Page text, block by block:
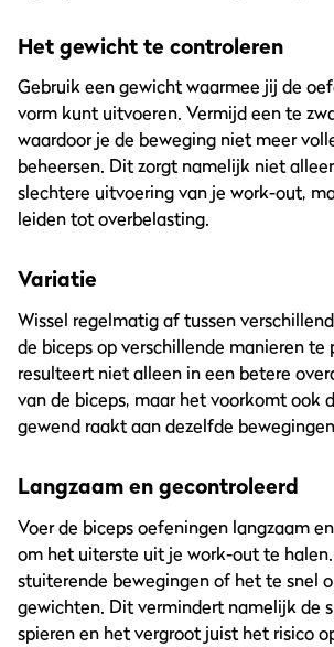
Het gewicht te controleren
Gebruik een gewicht waarmee jij de
vorm kunt uitvoeren. Vermijd een te
waardoor je de beweging niet meer
beheersen. Dit zorgt namelijk niet
slechtere uitvoering van je work-out,
leiden tot overbelasting.
Variatie
Wissel regelmatig af tussen
de biceps op verschillende manieren
resulteert niet alleen in een betere
van de biceps, maar het voorkomt ook
gewend raakt aan dezelfde
Langzaam en gecontroleerd
Voer de biceps oefeningen langzaam
om het uiterste uit je work-out te
stuiterende bewegingen of het te snel
gewichten. Dit vermindert namelijk de
spieren en het vergroot juist het risico